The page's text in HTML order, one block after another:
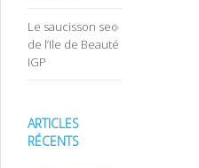
Le saucisson sec
de l’Ile de Beauté
IGP
ARTICLES
RÉCENTS